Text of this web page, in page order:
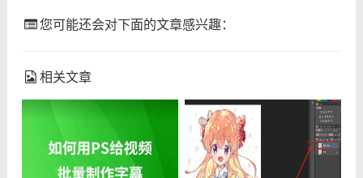
您可能还会对下面的文章感兴趣：
相关文章